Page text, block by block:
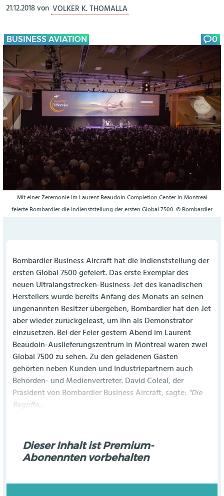
21.12.2018von VOLKER K. THOMALLA
BUSINESS AVIATION 0
Mit einer Zeremonie im Laurent Beaudoin Completion Center in Montreal
feierte Bombardier die Indienststellung der ersten Global 7500. © Bombardier
Bombardier Business Aircraft hat die Indienststellung der
ersten Global 7500 gefeiert. Das erste Exemplar des
neuen Ultralangstrecken-Business-Jet des kanadischen
Herstellers wurde bereits Anfang des Monats an seinen
ungenannten Besitzer übergeben, Bombardier hat den Jet
aber wieder zurückgeleast, um ihn als Demonstrator
einzusetzen. Bei der Feier gestern Abend im Laurent
Beaudoin-Auslieferungszentrum in Montreal waren zwei
Global 7500 zu sehen. Zu den geladenen Gästen
gehörten neben Kunden und Industriepartnern auch
Behörden- und Medienvertreter. David Coleal, der
Präsident von Bombardier Business Aircraft, sagte: "Die
Begriffe...
Dieser Inhalt ist Premium-
Abonennten vorbehalten